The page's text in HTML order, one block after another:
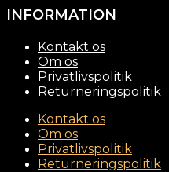
INFORMATION
Kontakt os
Om os
Privatlivspolitik
Returneringspolitik
Kontakt os
Om os
Privatlivspolitik
Returneringspolitik